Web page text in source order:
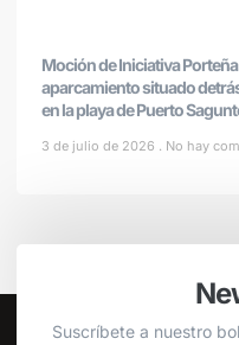
Moción de Iniciativa
aparcamiento situado
en la playa de Puerto
3 de julio de 2026 No hay
Suscríbete a nuestro